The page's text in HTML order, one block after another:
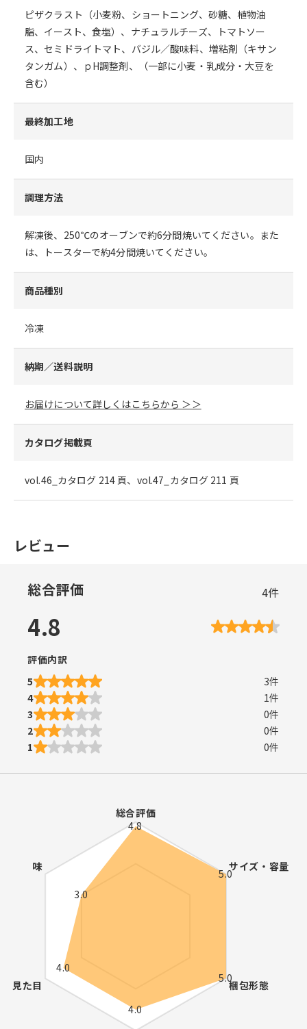
ピザクラスト（小麦粉、ショートニング、砂糖、植物油
脂、イースト、食塩）、ナチュラルチーズ、トマトソー
ス、セミドライトマト、バジル／酸味料、増粘剤（キサン
タンガム）、ｐH調整剤、（一部に小麦・乳成分・大豆を
含む）
最終加工地
国内
調理方法
解凍後、250℃のオーブンで約6分間焼いてください。また
は、トースターで約4分間焼いてください。
商品種別
冷凍
納期／送料説明
お届けについて詳しくはこちらから ＞＞
カタログ掲載頁
vol.46_カタログ 214 頁、vol.47_カタログ 211 頁
レビュー
総合評価 4件
4.8
評価内訳
5
3件
4
1件
3
0件
2
0件
1
0件